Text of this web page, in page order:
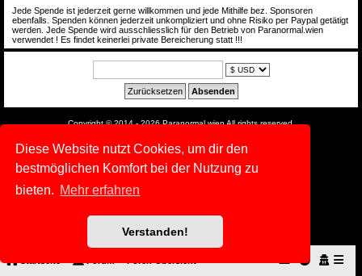
Diese Website nutzt Cookies, um dir den
bestmöglichen Komfort bei der Nutzung zu
bieten. Mehr erfahren
Verstanden!
Jede Spende ist jederzeit gerne willkommen und jede Mithilfe bez. Sponsoren
ebenfalls. Spenden können jederzeit unkompliziert und ohne Risiko per Paypal getätigt
werden. Jede Spende wird ausschliesslich für den Betrieb von Paranormal.wien
verwendet ! Es findet keinerlei private Bereicherung statt !!!
Copyright © 2014 - 2026 Paranormal.wien All rights reserved.
Powered by phpBB
® Forum Software © phpBB Limited
Deutsche Übersetzung durch
|
Default Avatar Extended
© 2017, 2018 - 3Di